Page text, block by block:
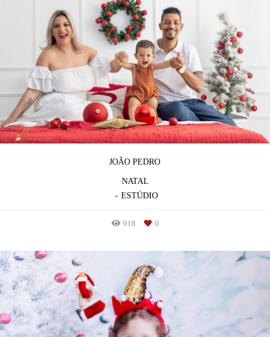
JOÃO PEDRO
NATAL
ESTÚDIO
918 0